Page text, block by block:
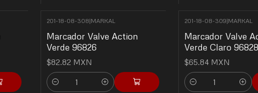
201-18-08-308|MARKAL
Marcador Valve Action
Verde 96826
$82.82 MXN
Cantidad
201-18-08-309|MARKAL
Marcador Valve
Verde Claro 96828
$65.84 MXN
Cantidad